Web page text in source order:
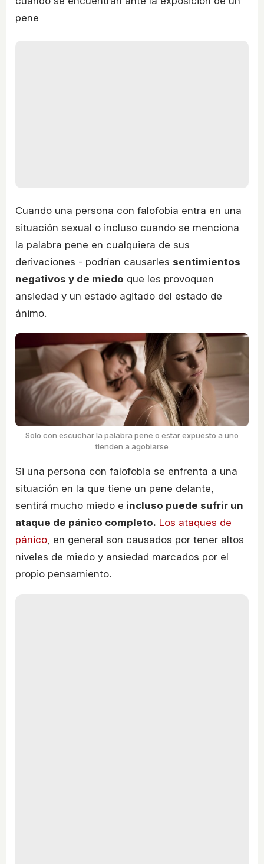
pene
Cuando una persona con falofobia entra en una
situación sexual o incluso cuando se menciona
la palabra pene en cualquiera de sus
derivaciones - podrían causarles sentimientos
negativos y de miedo que les provoquen
ansiedad y un estado agitado del estado de
ánimo.
Solo con escuchar la palabra pene o estar expuesto a uno
tienden a agobiarse
Si una persona con falofobia se enfrenta a una
situación en la que tiene un pene delante,
sentirá mucho miedo e incluso puede sufrir un
ataque de pánico completo. Los ataques de
pánico, en general son causados por tener altos
niveles de miedo y ansiedad marcados por el
propio pensamiento.